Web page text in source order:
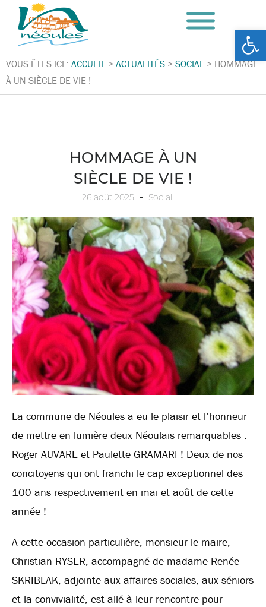
VOUS ÊTES ICI : ACCUEIL > ACTUALITÉS > SOCIAL > HOMMAGE
À UN SIÈCLE DE VIE !
HOMMAGE À UN
SIÈCLE DE VIE !
26 août 2025 Social
La commune de Néoules a eu le plaisir et l’honneur
de mettre en lumière deux Néoulais remarquables :
Roger AUVARE et Paulette GRAMARI ! Deux de nos
concitoyens qui ont franchi le cap exceptionnel des
100 ans respectivement en mai et août de cette
année !
A cette occasion particulière, monsieur le maire,
Christian RYSER, accompagné de madame Renée
SKRIBLAK, adjointe aux affaires sociales, aux séniors
et la convivialité, est allé à leur rencontre pour